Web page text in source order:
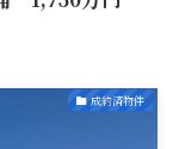
成約済物件